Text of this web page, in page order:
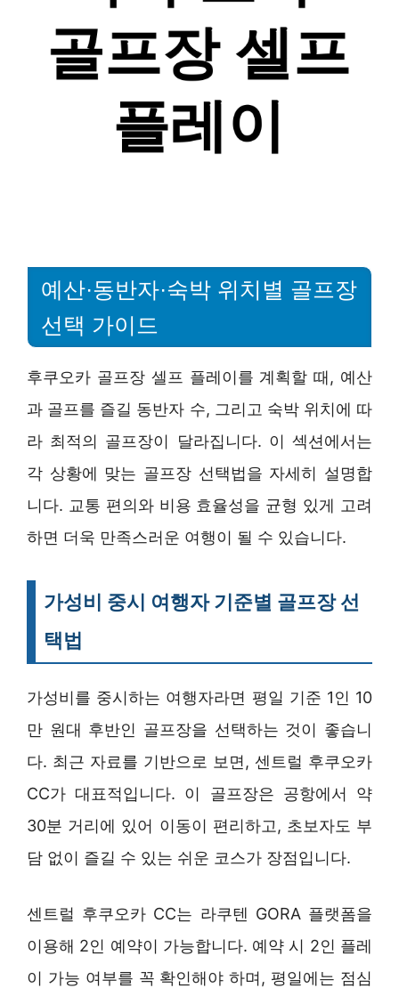
예산·동반자·숙박 위치별 골프장
선택 가이드
후쿠오카 골프장 셀프 플레이를 계획할 때, 예산
과 골프를 즐길 동반자 수, 그리고 숙박 위치에 따
라 최적의 골프장이 달라집니다. 이 섹션에서는
각 상황에 맞는 골프장 선택법을 자세히 설명합
니다. 교통 편의와 비용 효율성을 균형 있게 고려
하면 더욱 만족스러운 여행이 될 수 있습니다.
가성비 중시 여행자 기준별 골프장 선
택법
가성비를 중시하는 여행자라면 평일 기준 1인 10
만 원대 후반인 골프장을 선택하는 것이 좋습니
다. 최근 자료를 기반으로 보면, 센트럴 후쿠오카
CC가 대표적입니다. 이 골프장은 공항에서 약
30분 거리에 있어 이동이 편리하고, 초보자도 부
담 없이 즐길 수 있는 쉬운 코스가 장점입니다.
센트럴 후쿠오카 CC는 라쿠텐 GORA 플랫폼을
이용해 2인 예약이 가능합니다. 예약 시 2인 플레
이 가능 여부를 꼭 확인해야 하며, 평일에는 점심